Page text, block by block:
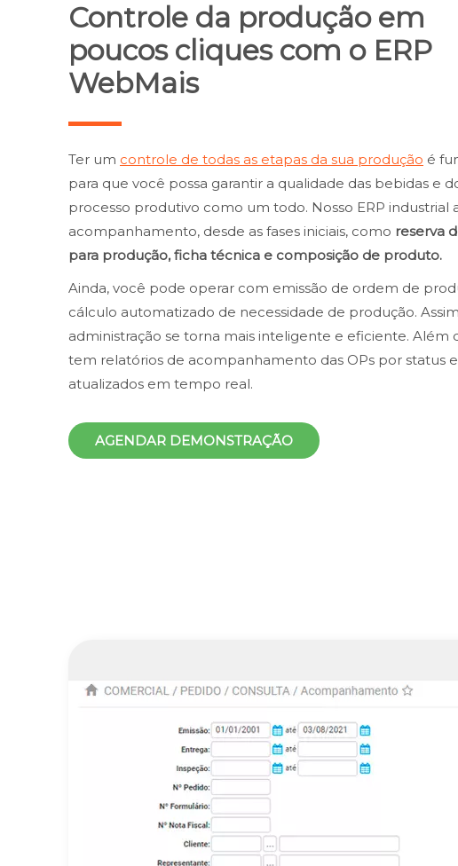
Controle da produção em
poucos cliques com o ERP
WebMais
Ter um controle de todas as etapas da sua produção é
para que você possa garantir a qualidade das bebidas e
processo produtivo como um todo. Nosso ERP industrial
acompanhamento, desde as fases iniciais, como reserva
para produção, ficha técnica e composição de produto.
Ainda, você pode operar com emissão de ordem de
cálculo automatizado de necessidade de produção.
administração se torna mais inteligente e eficiente. Além
tem relatórios de acompanhamento das OPs por status
atualizados em tempo real.
AGENDAR DEMONSTRAÇÃO